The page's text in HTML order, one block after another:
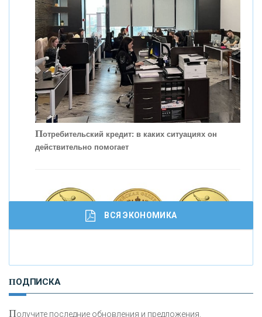
Скорость - один из главных трендов в
кредитовании бизнеса - «Интервью»
Потребительский кредит: в каких ситуациях он
действительно помогает
И
сохранения и увеличения капитала
ВСЯ ЭКОНОМИКА
ПОДПИСКА
Получите последние обновления и предложения.